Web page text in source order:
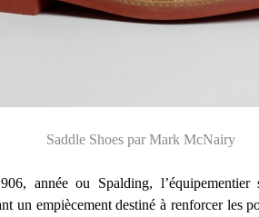
Saddle Shoes par Mark McNairy
année ou Spalding,
un empiècement destiné à renforcer les